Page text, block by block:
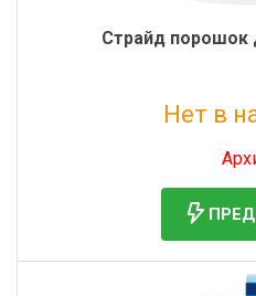
Страйд порошок
Нет в